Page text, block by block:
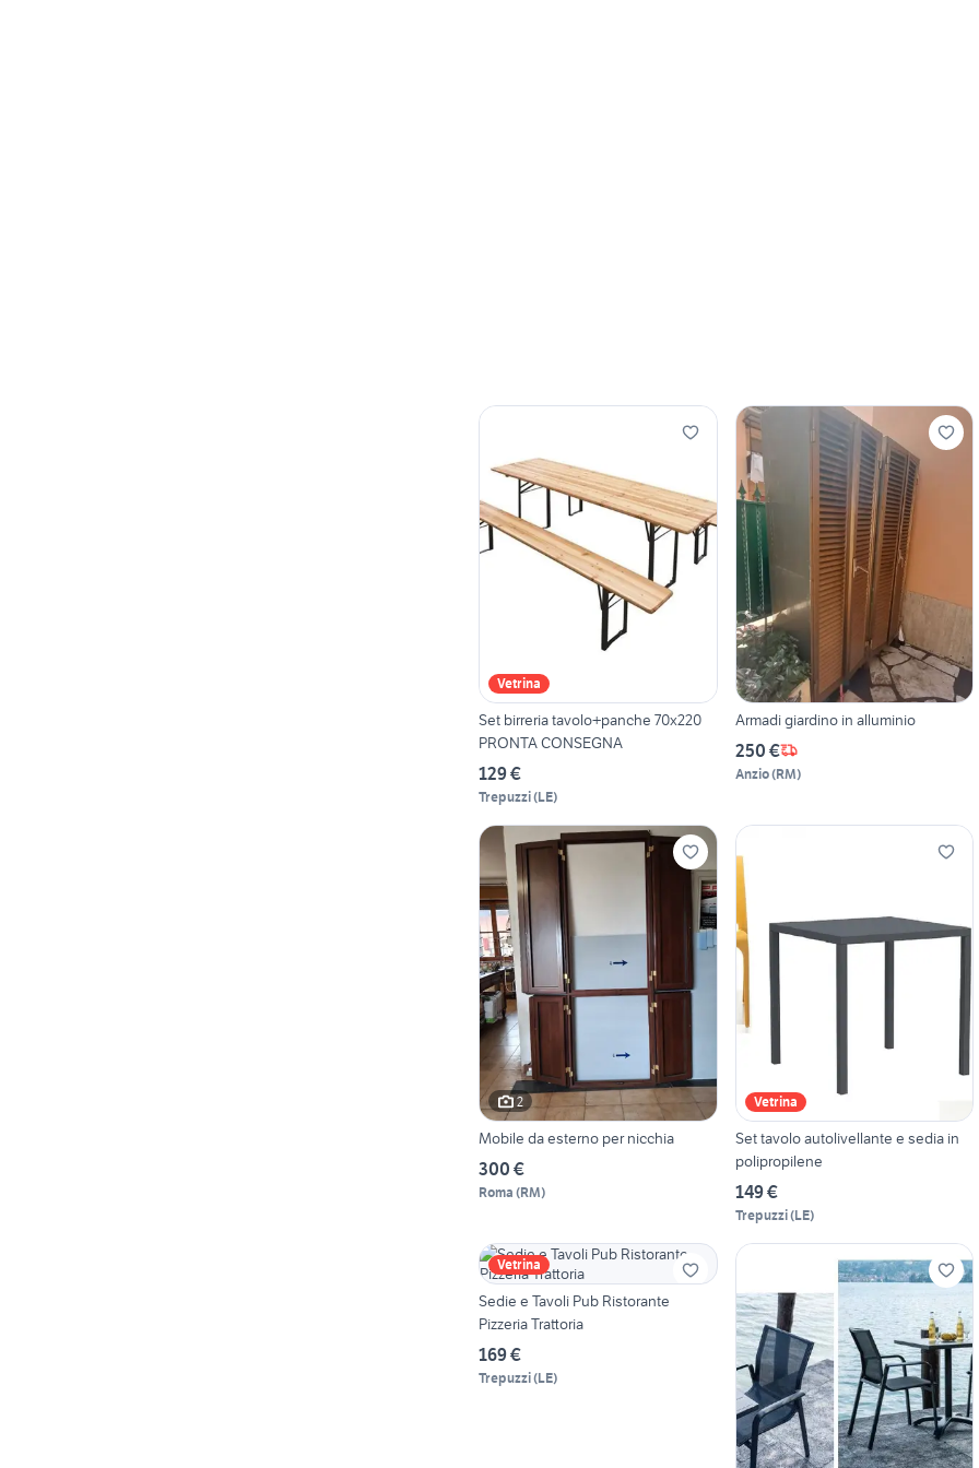
Vetrina
Set birreria tavolo+panche 70x220
PRONTA CONSEGNA
129 €
Trepuzzi(LE)
Armadi giardino in alluminio
250 €
Anzio(RM)
2
Mobile da esterno per nicchia
300 €
Roma (RM)
Vetrina
Set tavolo autolivellante e sedia in
polipropilene
149 €
Trepuzzi(LE)
Vetrina
Sedie e Tavoli Pub Ristorante
Pizzeria Trattoria
169 €
Trepuzzi(LE)